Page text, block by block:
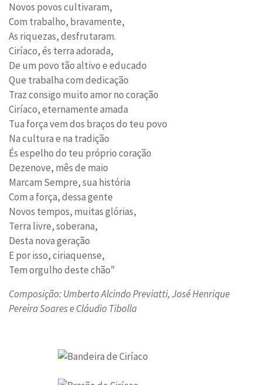
Novos povos cultivaram,
Com trabalho, bravamente,
As riquezas, desfrutaram.
Ciríaco, és terra adorada,
De um povo tão altivo e educado
Que trabalha com dedicação
Traz consigo muito amor no coração
Ciríaco, eternamente amada
Tua força vem dos braços do teu povo
Na cultura e na tradição
És espelho do teu próprio coração
Dezenove, mês de maio
Marcam Sempre, sua história
Com a força, dessa gente
Novos tempos, muitas glórias,
Terra livre, soberana,
Desta nova geração
E por isso, ciriaquense,
Tem orgulho deste chão"
Composição: Umberto Alcindo Previatti, José Henrique
Pereira Soares e Cláudio Tibolla